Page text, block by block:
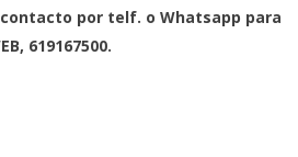
por telf. o Whatsapp para
619167500.